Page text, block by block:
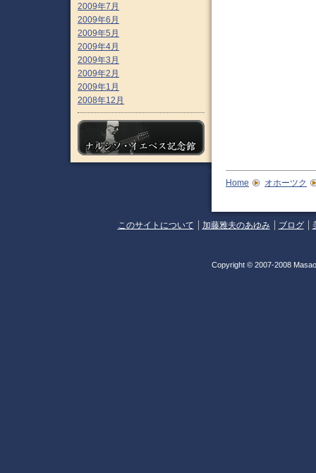
2009年7月
2009年6月
2009年5月
2009年4月
2009年3月
2009年2月
2009年1月
2008年12月
Home オホーツク
このサイトについて 加藤雅夫のあゆみ ブログ
Copyright © 2007-2008